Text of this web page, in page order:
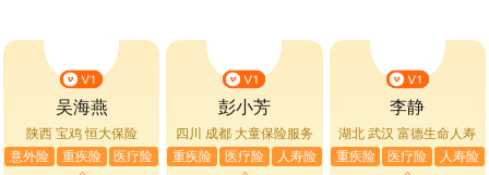
吴海燕
陕西 宝鸡恒大保险
意外险
重疾险 医疗险
彭小芳
四川 成都 大童保险服务
重疾险
医疗险 人寿险
李静
湖北 武汉富德生命人寿
重疾险
医疗险 人寿险